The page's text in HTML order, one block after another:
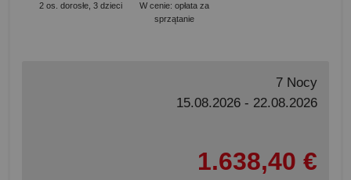
2 os. dorosłe, 3 dzieci
W cenie: opłata za
sprzątanie
7 Nocy
15.08.2026 - 22.08.2026
1.638,40 €